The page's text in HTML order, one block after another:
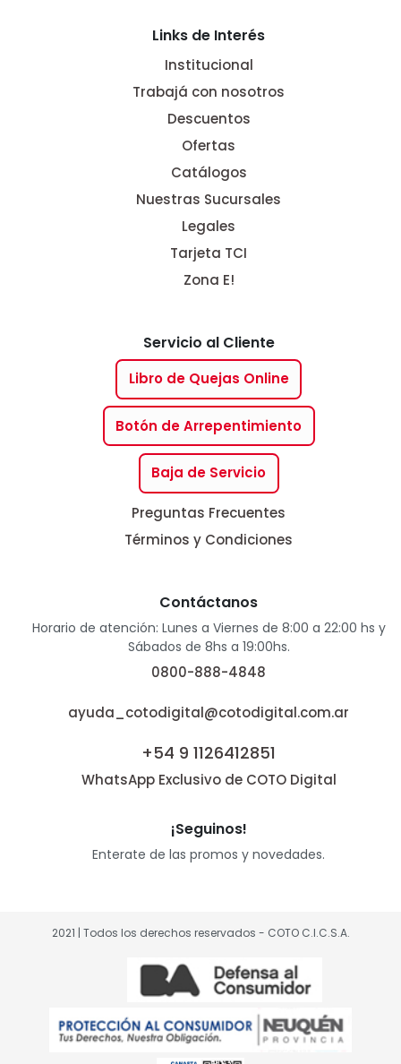
Links de Interés
Institucional
Trabajá con nosotros
Descuentos
Ofertas
Catálogos
Nuestras Sucursales
Legales
Tarjeta TCI
Zona E!
Servicio al Cliente
Libro de Quejas Online
Botón de Arrepentimiento
Baja de Servicio
Preguntas Frecuentes
Términos y Condiciones
Contáctanos
Horario de atención: Lunes a Viernes de 8:00 a 22:00 hs y
Sábados de 8hs a 19:00hs.
0800-888-4848
ayuda_cotodigital@cotodigital.com.ar
+54 9 1126412851
WhatsApp Exclusivo de COTO Digital
¡Seguinos!
Enterate de las promos y novedades.
2021 | Todos los derechos reservados - COTO C.I.C.S.A.